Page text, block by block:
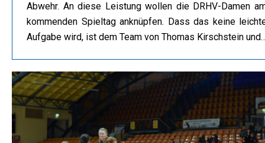
Abwehr. An diese Leistung wollen die DRHV-Damen
kommenden Spieltag anknüpfen. Dass das keine
Aufgabe wird, ist dem Team von Thomas Kirschstein